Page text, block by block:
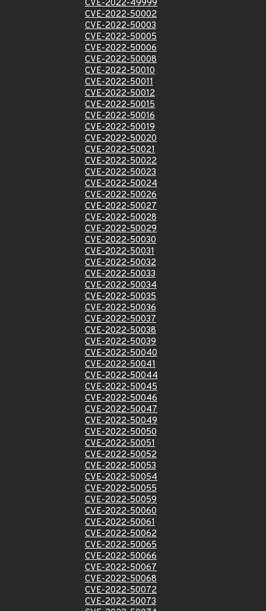
CVE-2022-49999
CVE-2022-50002
CVE-2022-50003
CVE-2022-50005
CVE-2022-50006
CVE-2022-50008
CVE-2022-50010
CVE-2022-50011
CVE-2022-50012
CVE-2022-50015
CVE-2022-50016
CVE-2022-50019
CVE-2022-50020
CVE-2022-50021
CVE-2022-50022
CVE-2022-50023
CVE-2022-50024
CVE-2022-50026
CVE-2022-50027
CVE-2022-50028
CVE-2022-50029
CVE-2022-50030
CVE-2022-50031
CVE-2022-50032
CVE-2022-50033
CVE-2022-50034
CVE-2022-50035
CVE-2022-50036
CVE-2022-50037
CVE-2022-50038
CVE-2022-50039
CVE-2022-50040
CVE-2022-50041
CVE-2022-50044
CVE-2022-50045
CVE-2022-50046
CVE-2022-50047
CVE-2022-50049
CVE-2022-50050
CVE-2022-50051
CVE-2022-50052
CVE-2022-50053
CVE-2022-50054
CVE-2022-50055
CVE-2022-50059
CVE-2022-50060
CVE-2022-50061
CVE-2022-50062
CVE-2022-50065
CVE-2022-50066
CVE-2022-50067
CVE-2022-50068
CVE-2022-50072
CVE-2022-50073